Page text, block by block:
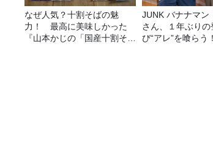
なぜ人気？十割そばの魅
力！ 最高に美味しかった
『山本かじの「国産十割そ
JUNK バナナマン「与田祐希
さん、１年ぶりの
び“アレ”を喰らう